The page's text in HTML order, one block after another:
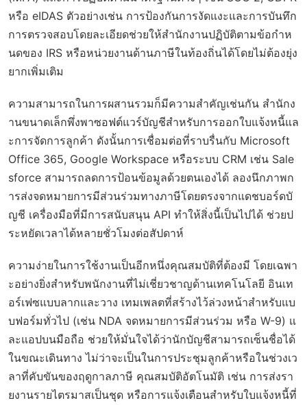
หรือ eIDAS ตัวอย่างเช่น การป้องกันการงัดแงะและการบันทึก
การตรวจสอบโดยละเอียดช่วยให้สำนักงานปฏิบัติตามข้อกำห
นดของ IRS หรือหน่วยงานด้านภาษีในท้องถิ่นได้โดยไม่ต้องยุ่ง
ยากเพิ่มเติม
ความสามารถในการผสานรวมก็มีความสำคัญเช่นกัน สำนักง
านขนาดเล็กพึ่งพาซอฟต์แวร์บัญชีสำหรับการออกใบแจ้งหนี้แล
ะการจัดการลูกค้า ดังนั้นการเชื่อมต่อที่ราบรื่นกับ Microsoft
Office 365, Google Workspace หรือระบบ CRM เช่น Sale
sforce สามารถลดการป้อนข้อมูลด้วยตนเองได้ ลองนึกภาพก
ารส่งจดหมายการมีส่วนร่วมทางภาษีโดยตรงจากแดชบอร์ดบั
ญชี เครื่องมือที่มีการสนับสนุน API ทำให้สิ่งนี้เป็นไปได้ ช่วยป
ระหยัดเวลาได้หลายชั่วโมงต่อสัปดาห์
ความง่ายในการใช้งานเป็นอีกหนึ่งคุณสมบัติที่ต้องมี โดยเฉพา
ะอย่างยิ่งสำหรับพนักงานที่ไม่เชี่ยวชาญด้านเทคโนโลยี อินเท
อร์เฟซแบบลากและวาง เทมเพลตที่สร้างไว้ล่วงหน้าสำหรับแบ
บฟอร์มทั่วไป (เช่น NDA จดหมายการมีส่วนร่วม หรือ W-9) แ
ละแอปบนมือถือ ช่วยให้มั่นใจได้ว่านักบัญชีสามารถเซ็นชื่อได้
ในขณะเดินทาง ไม่ว่าจะเป็นในการประชุมลูกค้าหรือในช่วงเว
ลาที่คับขันของฤดูกาลภาษี คุณสมบัติอัตโนมัติ เช่น การส่งรา
ยงานรายไตรมาสเป็นชุด หรือการแจ้งเตือนสำหรับใบแจ้งหนี้ที่